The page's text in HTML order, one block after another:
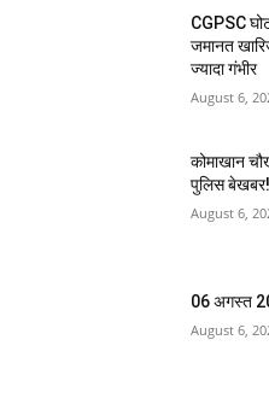
CGPSC
जमानत
ज्यादा गंभीर
August 6,
कोमाखान
पुलिस बेखबर!
August 6,
06 अगस्त
August 6,